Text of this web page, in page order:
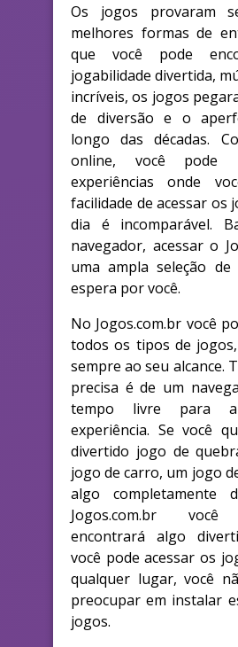
Os jogos provaram
melhores formas de
que você pode
jogabilidade divertida,
incríveis, os jogos
de diversão e o
longo das décadas.
online, você pode
experiências onde
facilidade de acessar os
dia é incomparável.
navegador, acessar o
uma ampla seleção
espera por você.
No Jogos.com.br você
todos os tipos de
sempre ao seu alcance.
precisa é de um
tempo livre para
experiência. Se você
divertido jogo de
jogo de carro, um jogo
algo completamente
Jogos.com.br você
encontrará algo
você pode acessar os
qualquer lugar, você
preocupar em instalar
jogos.